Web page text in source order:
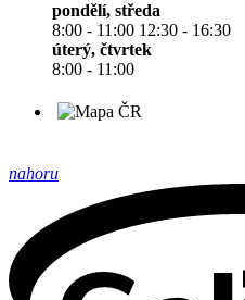
pondělí, středa
8:00 - 11:00 12:30 - 16:30
úterý, čtvrtek
8:00 - 11:00
nahoru